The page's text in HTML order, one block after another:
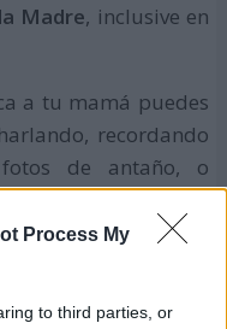
Process My
to third parties, or
Madre, inclusive en
a tu mamá puedes
recordando
fotos de antaño, o
Y por qué no, tener
algún
y otros artículos